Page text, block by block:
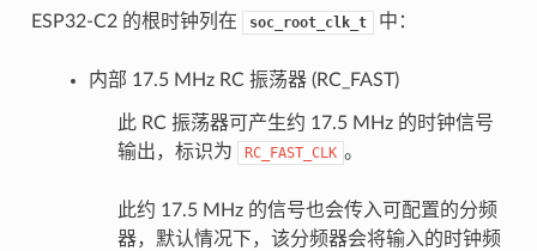
ESP32-C2 的根时钟列在 soc_root_clk_t 中：
内部 17.5 MHz RC 振荡器 (RC_FAST)
此 RC 振荡器可产生约 17.5 MHz 的时钟信号
输出，标识为
RC_FAST_CLK 。
此约 17.5 MHz 的信号也会传入可配置的分频
器，默认情况下，该分频器会将输入的时钟频